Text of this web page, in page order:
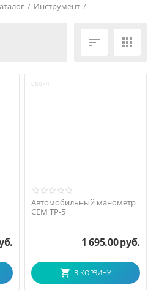
/ Инструмент /
 
05074
Автомобильный манометр
CEM TP-5
1 695.00руб.
В КОРЗИНУ